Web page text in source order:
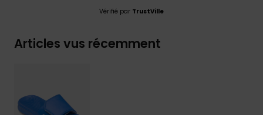
Vérifié par TrustVille
Articles vus récemment